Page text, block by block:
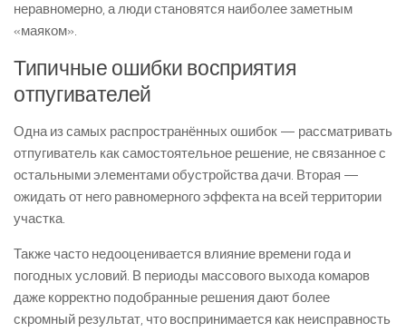
неравномерно, а люди становятся наиболее заметным
«маяком».
Типичные ошибки восприятия
отпугивателей
Одна из самых распространённых ошибок — рассматривать
отпугиватель как самостоятельное решение, не связанное с
остальными элементами обустройства дачи. Вторая —
ожидать от него равномерного эффекта на всей территории
участка.
Также часто недооценивается влияние времени года и
погодных условий. В периоды массового выхода комаров
даже корректно подобранные решения дают более
скромный результат, что воспринимается как неисправность